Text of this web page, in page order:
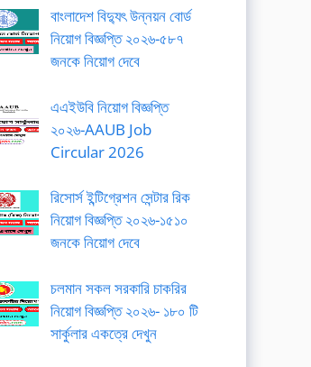
বাংলাদেশ বিদ্যুৎ উন্নয়ন বোর্ড
নিয়োগ বিজ্ঞপ্তি ২০২৬-৫৮৭
জনকে নিয়োগ দেবে
এএইউবি নিয়োগ বিজ্ঞপ্তি
২০২৬-AAUB Job
Circular 2026
রিসোর্স ইন্টিগ্রেশন সেন্টার রিক
নিয়োগ বিজ্ঞপ্তি ২০২৬-১৫১০
জনকে নিয়োগ দেবে
চলমান সকল সরকারি চাকরির
নিয়োগ বিজ্ঞপ্তি ২০২৬- ১৮০ টি
সার্কুলার একত্রে দেখুন